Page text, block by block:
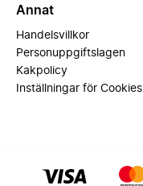
Annat
Handelsvillkor
Personuppgiftslagen
Kakpolicy
Inställningar för Cookies